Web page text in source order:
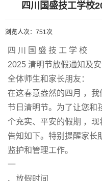
四川国盛技工学校
浏览人次：751次
四 川 国 盛 技 工 学 校
2025 清明节放假通知及
全体师生和家长朋友：
在这春意盎然的四月 ，
节日清明节。为了让您和
个充实、平安的假期 ，
告知如下。特别提醒家长
监护和管理工作。
一
、放假时间